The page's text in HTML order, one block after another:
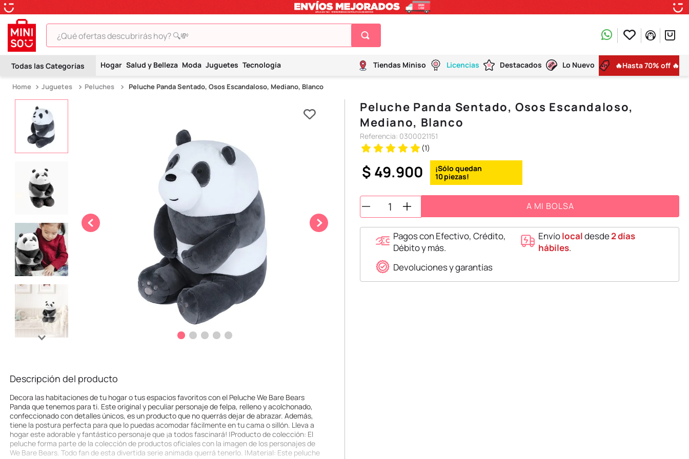
¿Qué ofertas descubrirás hoy? 🔍💸
Hogar Salud y Belleza Moda Juguetes Tecnología Tiendas Miniso Licencias Destacados Lo Nuevo 🔥Hasta 70% off 🔥
Juguetes Peluches Peluche Panda Sentado, Osos Escandaloso, Mediano, Blanco
Descripción del producto
Decora las habitaciones de tu hogar o tus espacios favoritos con el Peluche We Bare Bears
Panda que tenemos para ti. Este original y peculiar personaje de felpa, relleno y acolchonado,
confeccionado con detalles únicos, es un producto que no querrás dejar de abrazar. Además,
tiene la postura perfecta para que lo puedas acomodar fácilmente en tu cama o sillón. Lleva a
hogar este adorable y fantástico personaje que ¡a todos fascinará! |Producto de colección: El
peluche forma parte de la colección de productos oficiales con la imagen de los personajes de
We Bare Bears. Todo fan de esta divertida serie animada querrá tenerlo. |Material: Este peluche
Peluche Panda Sentado, Osos Escandaloso,
Mediano, Blanco
Referencia: 0300021151
(1)
$ 49.900 10
A MI BOLSA
Pagos con Efectivo, Crédito,
Débito y más.
Envíolocaldesde2 días
hábiles.
Devoluciones y garantías
TÉRMINOS MÁS BUSCADOS
2
hello kitty
9.
one piece
.